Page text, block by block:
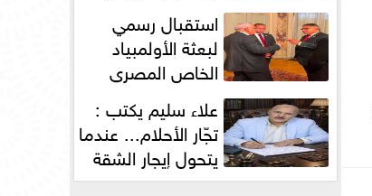
استقبال رسمي
لبعثة الأولمبياد
الخاص المصري
بسفارة مصر في
باريس علاء سليم يكتب :
تجّار الأحلام... عندما
يتحول إيجار الشقة
إلى مقصلةٍ...